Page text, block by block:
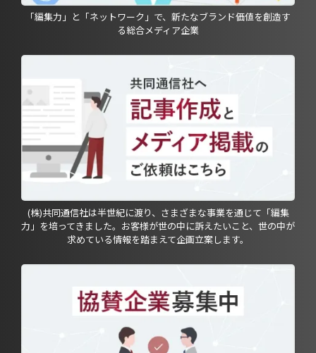
「編集力」と「ネットワーク」で、新たなブランド価値を創造す
る総合メディア企業
(株)共同通信社は半世紀に渡り、さまざまな事業を通じて「編集
力」を培ってきました。お客様が世の中に訴えたいこと、世の中が
求めている情報を踏まえて企画立案します。